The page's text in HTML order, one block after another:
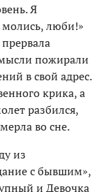
Я
люби!»
мысли пожирали
в свой адрес.
крика, а
разбился,
во сне.
из
с бывшим»,
и Девочка